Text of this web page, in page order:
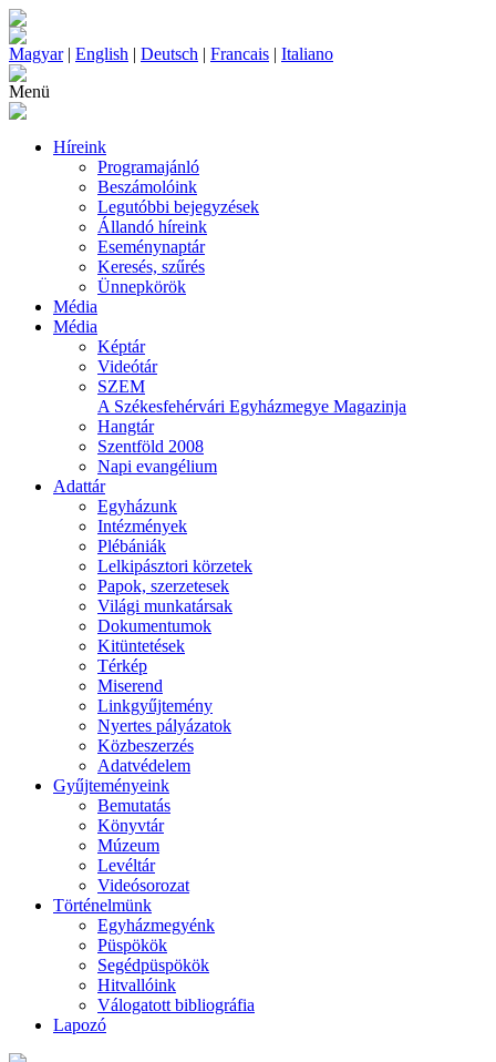
Magyar| English | Deutsch | Francais | Italiano
Menü
Híreink
Programajánló
Beszámolóink
Legutóbbi bejegyzések
Állandó híreink
Eseménynaptár
Keresés, szűrés
Ünnepkörök
Média
Média
Képtár
Videótár
SZEM
A Székesfehérvári Egyházmegye Magazinja
Hangtár
Szentföld 2008
Napi evangélium
Adattár
Egyházunk
Intézmények
Plébániák
Lelkipásztori körzetek
Papok, szerzetesek
Világi munkatársak
Dokumentumok
Kitüntetések
Térkép
Miserend
Linkgyűjtemény
Nyertes pályázatok
Közbeszerzés
Adatvédelem
Gyűjteményeink
Bemutatás
Könyvtár
Múzeum
Levéltár
Videósorozat
Történelmünk
Egyházmegyénk
Püspökök
Segédpüspökök
Hitvallóink
Válogatott bibliográfia
Lapozó